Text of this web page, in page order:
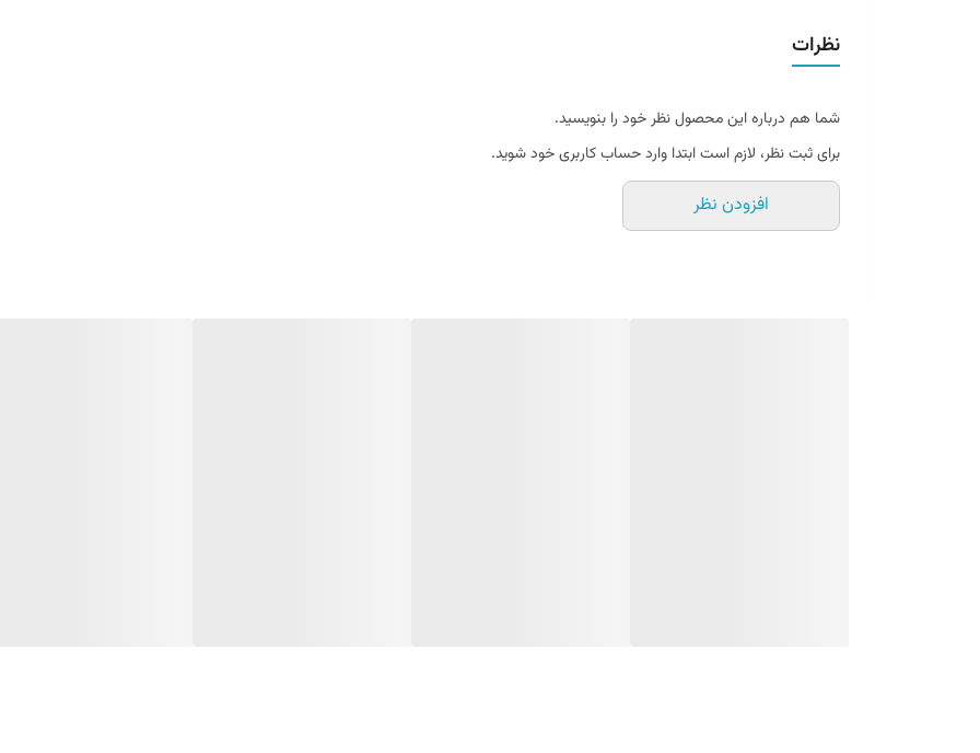
نت‌های پایانی
حجم
برند مبدا
برند کالکشن
مناسب فصول
بهار و تابستان
نظرات
شما هم درباره این محصول نظر خود را بنویسید.
برای ثبت نظر، لازم است ابتدا وارد حساب کاربری خود شوید.
افزودن نظر